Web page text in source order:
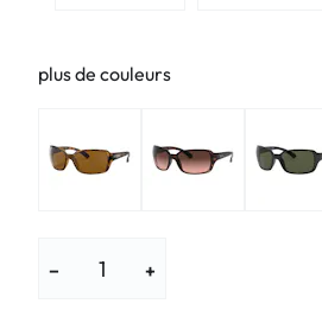
plus de couleurs
− +